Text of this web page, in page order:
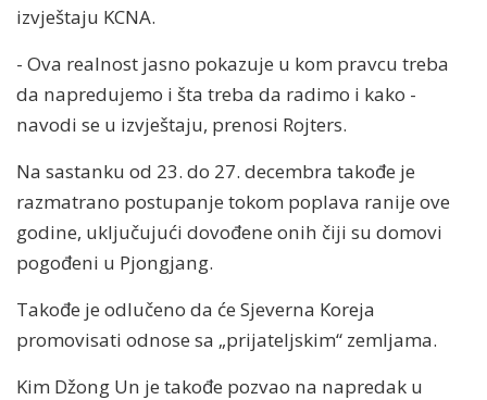
izvještaju KCNA.
- Ova realnost jasno pokazuje u kom pravcu treba
da napredujemo i šta treba da radimo i kako -
navodi se u izvještaju, prenosi Rojters.
Na sastanku od 23. do 27. decembra takođe je
razmatrano postupanje tokom poplava ranije ove
godine, uključujući dovođene onih čiji su domovi
pogođeni u Pjongjang.
Takođe je odlučeno da će Sjeverna Koreja
promovisati odnose sa „prijateljskim“ zemljama.
Kim Džong Un je takođe pozvao na napredak u